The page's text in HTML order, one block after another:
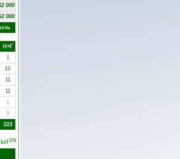
000
000
Н×Г
1
10
11
11
1
5
223
378